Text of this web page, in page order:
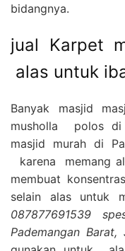
bidangnya.
jual Karpet
alas untuk
Banyak masjid
musholla polos di
masjid murah di
karena memang
membuat
selain alas untuk
087877691539
Pademangan